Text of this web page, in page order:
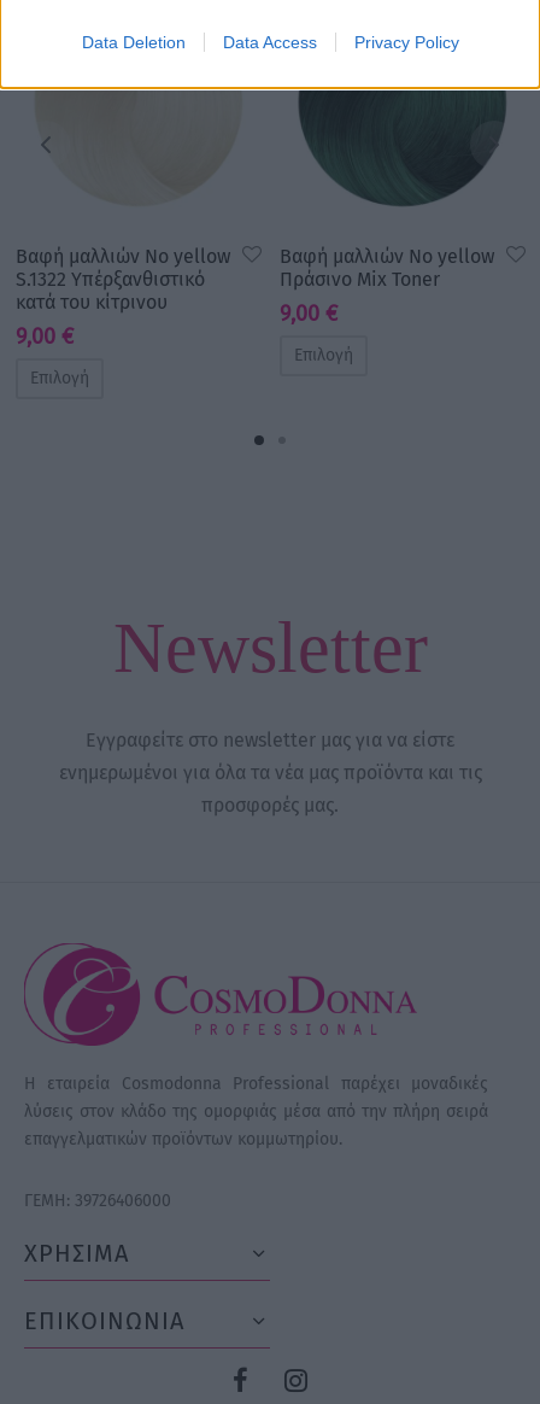
Data Deletion Data Access Privacy Policy
Βαφή μαλλιών No yellow
S.1322 Υπέρξανθιστικό
κατά του κίτρινου
9,00 €
Επιλογή
Βαφή μαλλιών No yellow
Πράσινο Mix Toner
9,00 €
Επιλογή
Newsletter
Εγγραφείτε στο newsletter μας για να είστε
ενημερωμένοι για όλα τα νέα μας προϊόντα και τις
προσφορές μας.
Η εταιρεία Cosmodonna Professional παρέχει μοναδικές
λύσεις στον κλάδο της ομορφιάς μέσα από την πλήρη σειρά
επαγγελματικών προϊόντων κομμωτηρίου.
ΓΕΜΗ: 39726406000
ΧΡΗΣΙΜΑ
ΕΠΙΚΟΙΝΩΝΙΑ